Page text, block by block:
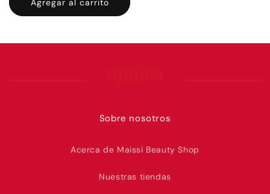
Sobre nosotros
Acerca de Maissi Beauty Shop
Nuestras tiendas